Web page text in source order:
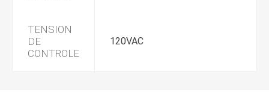
TENSION
DE
CONTROLE
120VAC